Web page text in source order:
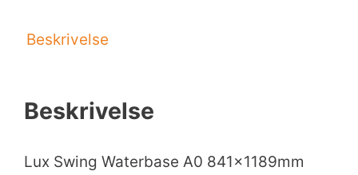
Beskrivelse
Beskrivelse
Lux Swing Waterbase A0 841x1189mm